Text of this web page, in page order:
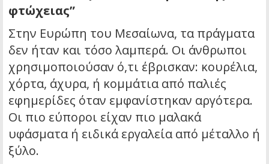
φτώχειας”
Στην Ευρώπη του Μεσαίωνα, τα πράγματα
δεν ήταν και τόσο λαμπερά. Οι άνθρωποι
χρησιμοποιούσαν ό,τι έβρισκαν: κουρέλια,
χόρτα, άχυρα, ή κομμάτια από παλιές
εφημερίδες όταν εμφανίστηκαν αργότερα.
Οι πιο εύποροι είχαν πιο μαλακά
υφάσματα ή ειδικά εργαλεία από μέταλλο ή
ξύλο.